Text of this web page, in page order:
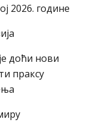
2026. године
доћи нови
праксу